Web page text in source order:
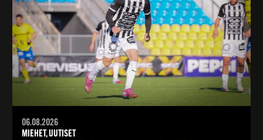
06.08.2026
MIEHET, UUTISET